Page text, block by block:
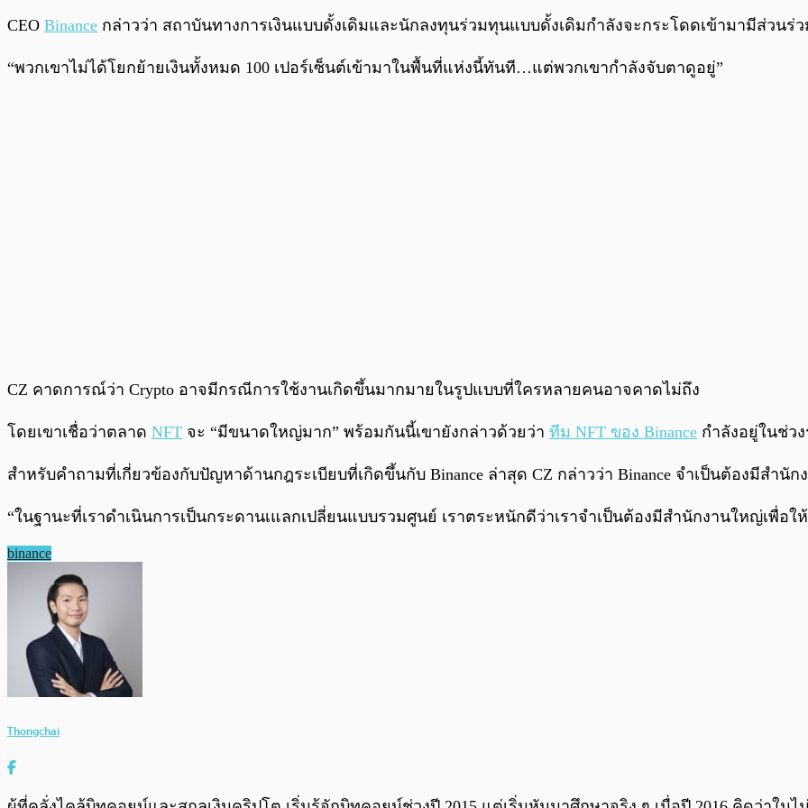
CEO Binance กล่าวว่า สถาบันทางการเงินแบบดั้งเดิมและนักลงทุนร่วมทุนแบบดั้งเดิมกำลังจะกระโดดเข้ามามีส่วน
“พวกเขาไม่ได้โยกย้ายเงินทั้งหมด 100 เปอร์เซ็นต์เข้ามาในพื้นที่แห่งนี้ทันที…แต่พวกเขากำลังจับตาดูอยู่”
CZ คาดการณ์ว่า Crypto อาจมีกรณีการใช้งานเกิดขึ้นมากมายในรูปแบบที่ใครหลายคนอาจคาดไม่ถึง
โดยเขาเชื่อว่าตลาด NFT จะ “มีขนาดใหญ่มาก” พร้อมกันนี้เขายังกล่าวด้วยว่า ทีม NFT ของ Binance กำลังอยู่ในช่ว
สำหรับคำถามที่เกี่ยวข้องกับปัญหาด้านกฎระเบียบที่เกิดขึ้นกับ Binance ล่าสุด CZ กล่าวว่า Binance จำเป็นต้องมีสำ
“ในฐานะที่เราดำเนินการเป็นกระดานเแลกเปลี่ยนแบบรวมศูนย์ เราตระหนักดีว่าเราจำเป็นต้องมีสำนักงานใหญ่เพื่อ
binance
Thongchai